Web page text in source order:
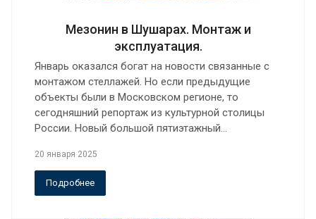
Мезонин в Шушарах. Монтаж и
эксплуатация.
Январь оказался богат на новости связанные с
монтажом стеллажей. Но если предыдущие
объекты были в Московском регионе, то
сегодняшний репортаж из культурной столицы
России. Новый большой пятиэтажный…
20 января 2025
Подробнее